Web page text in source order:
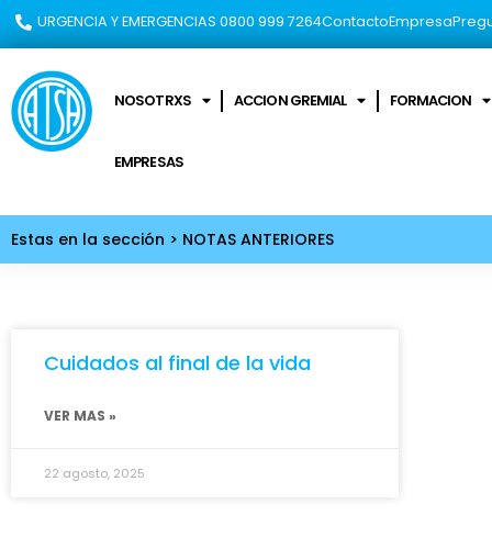
URGENCIA Y EMERGENCIAS 0800 999 7264​ContactoEmpresa
NOSOTRXS ACCION GREMIAL FORMACION
EMPRESAS
Estas en la sección > NOTAS ANTERIORES
Cuidados al final de la vida
VER MAS »
22 agosto, 2025